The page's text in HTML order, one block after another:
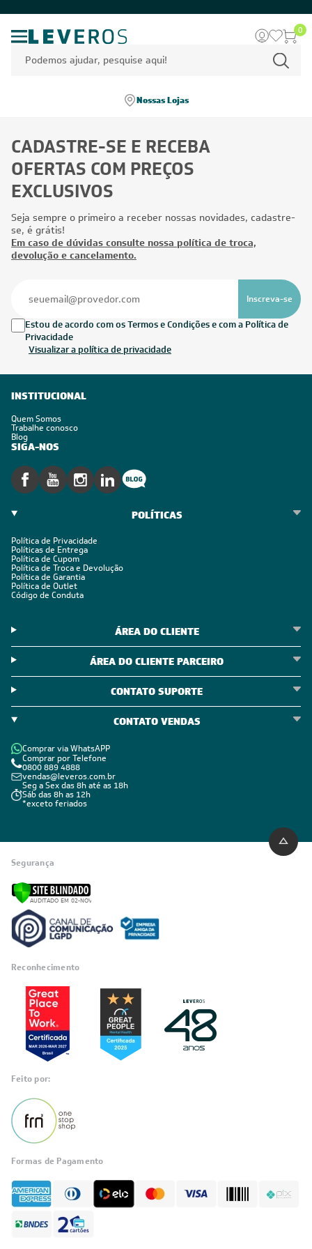
0
Nossas Lojas
CADASTRE-SE E RECEBA
OFERTAS COM PREÇOS
EXCLUSIVOS
Seja sempre o primeiro a receber nossas novidades, cadastre-
se, é grátis!
Em caso de dúvidas consulte nossa política de troca,
devolução e cancelamento.
Inscreva-se
Estou de acordo com os Termos e Condições e com a Política de
Privacidade
Visualizar a política de privacidade
INSTITUCIONAL
Quem Somos
Trabalhe conosco
Blog
SIGA-NOS
POLÍTICAS
Política de Privacidade
Políticas de Entrega
Política de Cupom
Política de Troca e Devolução
Política de Garantia
Política de Outlet
Código de Conduta
ÁREA DO CLIENTE
ÁREA DO CLIENTE PARCEIRO
CONTATO SUPORTE
CONTATO VENDAS
Comprar via WhatsAPP
Comprar por Telefone
0800 889 4888
vendas@leveros.com.br
Seg a Sex das 8h até as 18h
Sáb das 8h as 12h
*exceto feriados
Segurança
Reconhecimento
Feito por:
Formas de Pagamento
Fale com a LIA